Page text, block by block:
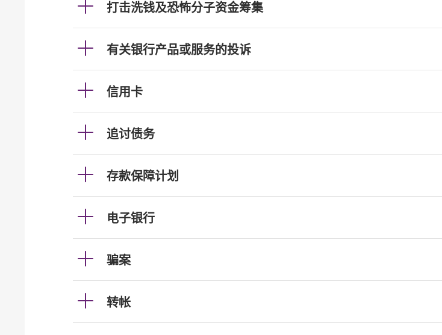
打击洗钱及恐怖分子资金筹集
有关银行产品或服务的投诉
信用卡
追讨债务
存款保障计划
电子银行
骗案
转帐